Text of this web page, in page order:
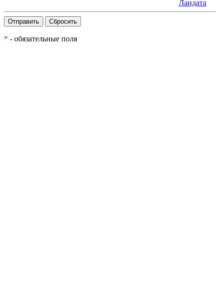
Ландата
* - обязательные поля